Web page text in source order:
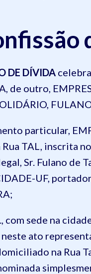
DE DÍVIDA
de outro,
particular,
TAL, inscrita
Sr. Fulano de
UF,
com sede na
ato
na Rua